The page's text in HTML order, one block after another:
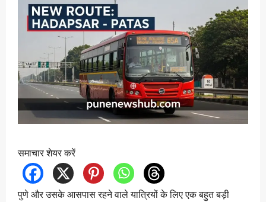
समाचार शेयर करें
पुणे और उसके आसपास रहने वाले यात्रियों के लिए एक बहुत बड़ी